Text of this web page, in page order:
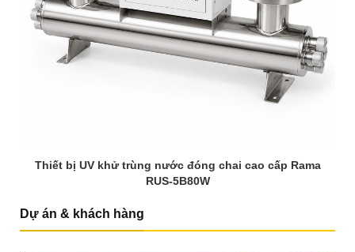
Thiết bị UV khử trùng nước đóng chai cao cấp Rama
RUS-5B80W
Dự án & khách hàng